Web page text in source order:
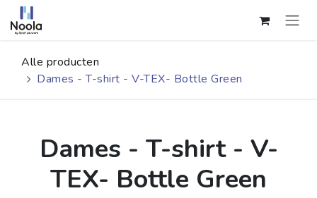
Overslaan naar inhoud
Alle producten
Dames - T-shirt - V-TEX- Bottle Green
Dames - T-shirt - V-
TEX- Bottle Green